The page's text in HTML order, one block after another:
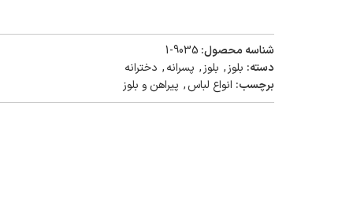
شناسه محصول: 9035-1
دسته: بلوز, بلوز, پسرانه, دخترانه
برچسب: انواع لباس, پیراهن و بلوز